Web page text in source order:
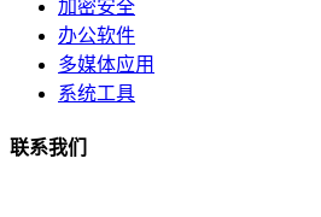
加密安全
办公软件
多媒体应用
系统工具
联系我们